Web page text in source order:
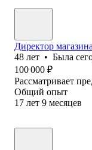
Директор магазина
48 лет • Была
100 000 ₽
Рассматривает
Общий опыт
17 лет 9 месяцев